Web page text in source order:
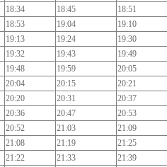
18:34 18:45 18:51
18:53 19:04 19:10
19:13 19:24 19:30
19:32 19:43 19:49
19:48 19:59 20:05
20:04 20:15 20:21
20:20 20:31 20:37
20:36 20:47 20:53
20:52 21:03 21:09
21:08 21:19 21:25
21:22 21:33 21:39